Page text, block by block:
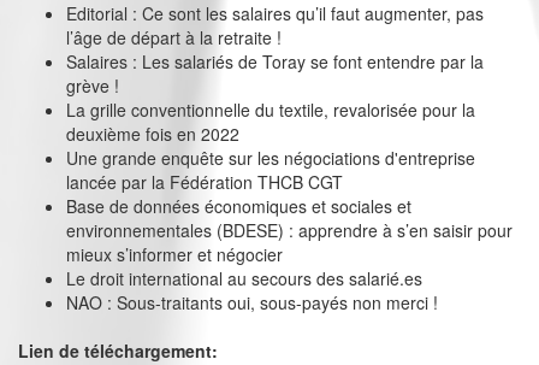
Editorial : Ce sont les salaires qu’il faut augmenter, pas
l’âge de départ à la retraite !
Salaires : Les salariés de Toray se font entendre par la
grève !
La grille conventionnelle du textile, revalorisée pour la
deuxième fois en 2022
Une grande enquête sur les négociations d'entreprise
lancée par la Fédération THCB CGT
Base de données économiques et sociales et
environnementales (BDESE) : apprendre à s’en saisir pour
mieux s’informer et négocier
Le droit international au secours des salarié.es
NAO : Sous-traitants oui, sous-payés non merci !
Lien de téléchargement: